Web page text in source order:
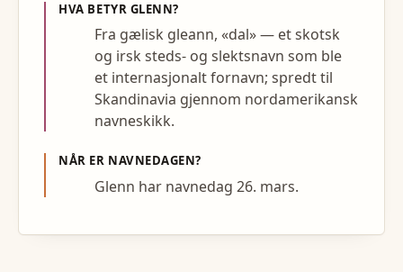
HVA BETYR GLENN?
Fra gælisk gleann, «dal» — et skotsk
og irsk steds- og slektsnavn som ble
et internasjonalt fornavn; spredt til
Skandinavia gjennom nordamerikansk
navneskikk.
NÅR ER NAVNEDAGEN?
Glenn har navnedag 26. mars.